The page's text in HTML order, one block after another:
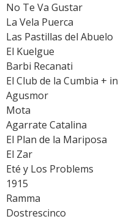
No Te Va Gustar
La Vela Puerca
Las Pastillas del Abuelo
El Kuelgue
Barbi Recanati
El Club de la Cumbia +
Agusmor
Mota
Agarrate Catalina
El Plan de la Mariposa
El Zar
Eté y Los Problems
1915
Ramma
Dostrescinco